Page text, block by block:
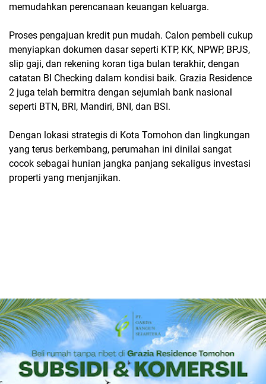
memudahkan perencanaan keuangan keluarga.
Proses pengajuan kredit pun mudah. Calon pembeli cukup
menyiapkan dokumen dasar seperti KTP, KK, NPWP, BPJS,
slip gaji, dan rekening koran tiga bulan terakhir, dengan
catatan BI Checking dalam kondisi baik. Grazia Residence
2 juga telah bermitra dengan sejumlah bank nasional
seperti BTN, BRI, Mandiri, BNI, dan BSI.
Dengan lokasi strategis di Kota Tomohon dan lingkungan
yang terus berkembang, perumahan ini dinilai sangat
cocok sebagai hunian jangka panjang sekaligus investasi
properti yang menjanjikan.